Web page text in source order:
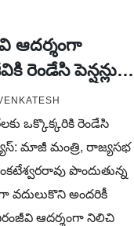
ఆదర్శంగా
రెండేసి పెన్షన్లు
ఒక్కొక్కరికి రెండేసి
మాజీ మంత్రి, రాజ్యసభ
పొందుతున్న
వదులుకొని అందరికీ
ఆదర్శంగా నిలిచి